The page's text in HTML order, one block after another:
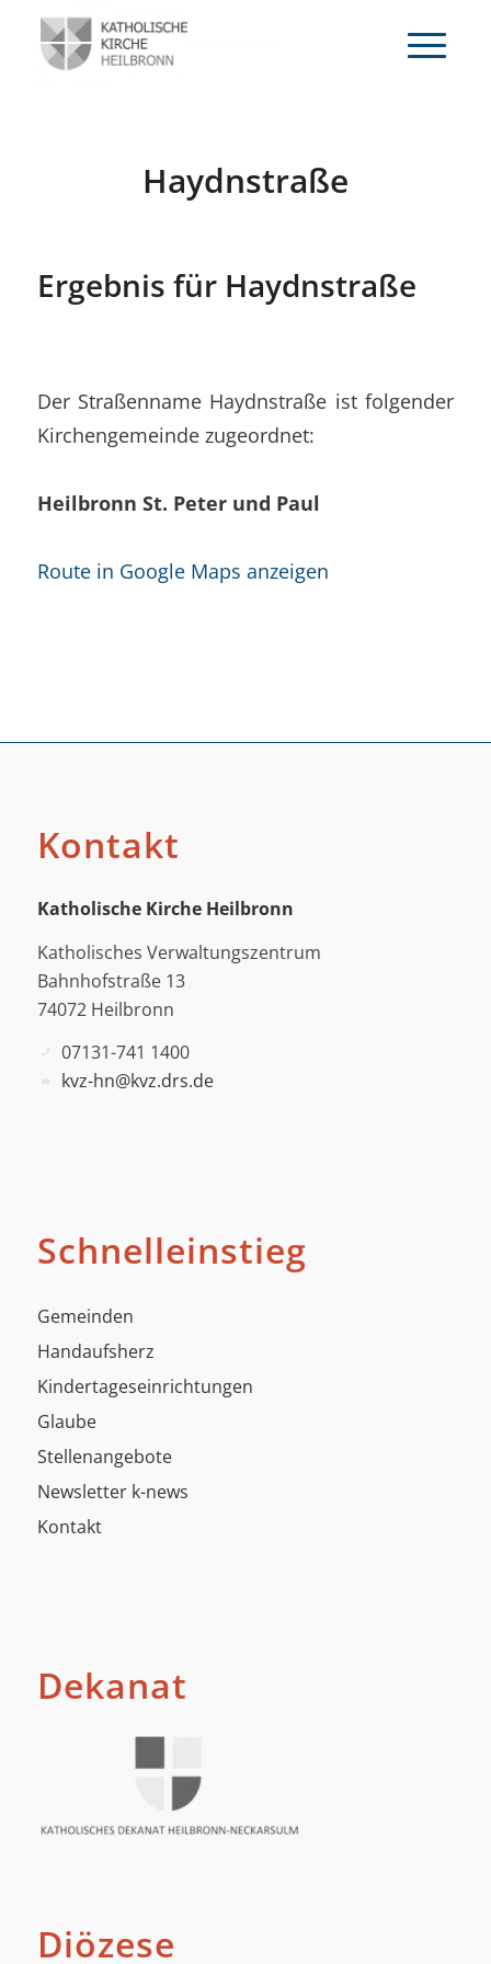
Haydnstraße
Ergebnis für Haydnstraße
Der Straßenname Haydnstraße ist folgender
Kirchengemeinde zugeordnet:
Heilbronn St. Peter und Paul
Route in Google Maps anzeigen
Kontakt
Katholische Kirche Heilbronn
Katholisches Verwaltungszentrum
Bahnhofstraße 13
74072 Heilbronn
07131-741 1400
kvz-hn@kvz.drs.de
Schnelleinstieg
Gemeinden
Handaufsherz
Kindertageseinrichtungen
Glaube
Stellenangebote
Newsletter k-news
Kontakt
Dekanat
Diözese